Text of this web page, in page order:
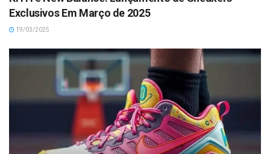
Exclusivos Em Março de 2025
19/03/2025